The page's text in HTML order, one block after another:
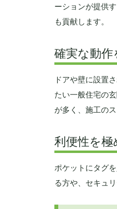
ーションが提供
も貢献します。
確実な動
ドアや壁に設置
たい一般住宅の
が多く、施工の
利便性を
ポケットにタグ
る方や、セキュ